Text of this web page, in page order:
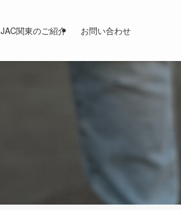
JAC関東のご紹介 お問い合わせ